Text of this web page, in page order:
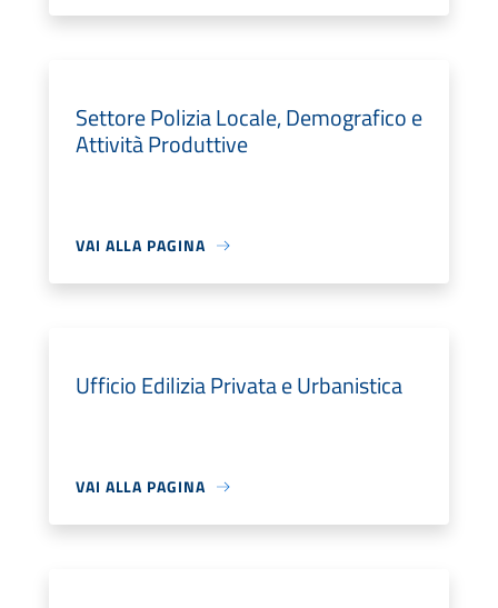
Settore Polizia Locale, Demografico e
Attività Produttive
VAI ALLA PAGINA
Ufficio Edilizia Privata e Urbanistica
VAI ALLA PAGINA